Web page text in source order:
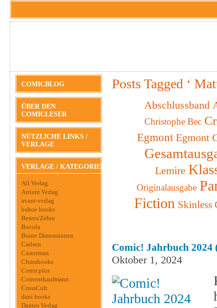
COMICBLOG
ÜBER DEN
COMICLESER
NÜTZLICHE LINKS /
VERLAGE
VERLAGE / KATEGORIEN
All Verlag
Atrium Verlag
avant-verlag
bahoe books
Berres/Zebra
Bocola
Bunte Dimensionen
Carlsen
Casterman
Chinabooks
Comicplus
Contentkaufmann
CrossCult
dani books
Dantes Verlag
Posts Tagged ‘
Abschlussband
Christophe Bec
Egmont Egmont
Lemire
Originalausgabe
Fiction Skinless
Comic! Jahrbuch 2024
Oktober 1, 2024